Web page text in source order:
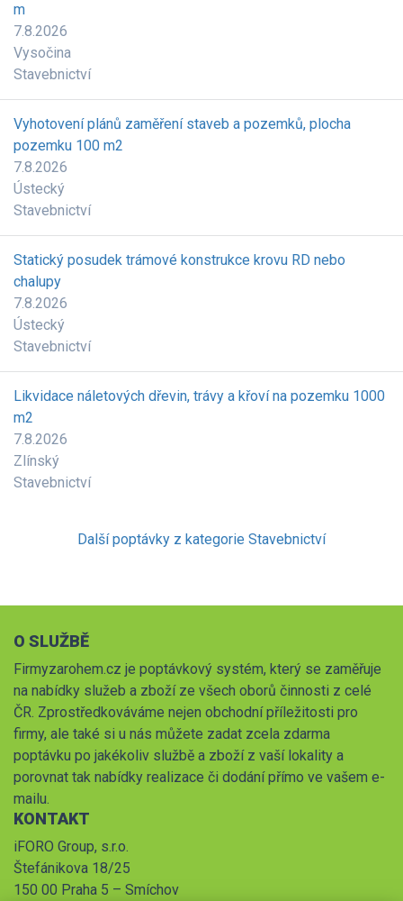
m
7.8.2026
Vysočina
Stavebnictví
Vyhotovení plánů zaměření staveb a pozemků, plocha
pozemku 100 m2
7.8.2026
Ústecký
Stavebnictví
Statický posudek trámové konstrukce krovu RD nebo
chalupy
7.8.2026
Ústecký
Stavebnictví
Likvidace náletových dřevin, trávy a křoví na pozemku 1000
m2
7.8.2026
Zlínský
Stavebnictví
Další poptávky z kategorie Stavebnictví
O SLUŽBĚ
Firmyzarohem.cz je poptávkový systém, který se zaměřuje
na nabídky služeb a zboží ze všech oborů činnosti z celé
ČR. Zprostředkováváme nejen obchodní příležitosti pro
firmy, ale také si u nás můžete zadat zcela zdarma
poptávku po jakékoliv službě a zboží z vaší lokality a
porovnat tak nabídky realizace či dodání přímo ve vašem e-
mailu.
KONTAKT
iFORO Group, s.r.o.
Štefánikova 18/25
150 00 Praha 5 – Smíchov